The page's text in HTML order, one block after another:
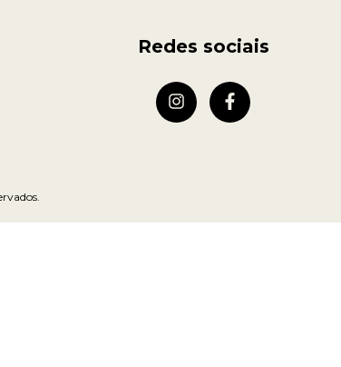
Redes sociais